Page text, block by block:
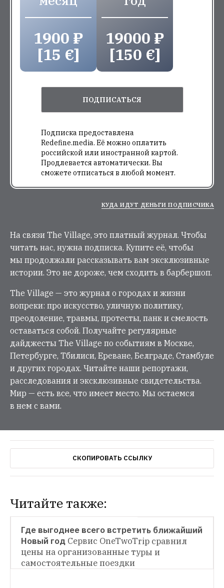
1900 ₽
[15 €]
19000 ₽
[150 €]
ПОДПИСАТЬСЯ
Подписка предоставлена
Redefine.media. Её можно оплатить
российской или иностранной картой.
Продлевается автоматически. Вы
сможете отписаться в любой момент.
КУДА ИДУТ ДЕНЬГИ ПОДПИСЧИКА
На связи The Village, это платный журнал. Чтобы
читать нас, нужна подписка. Купите её, чтобы
мы продолжали рассказывать вам эксклюзивные
истории. Это не дороже, чем сходить в барбершоп.
The Village — это журнал о городах и жизни
вопреки: про искусство, уличную политику,
преодоление, травмы, протесты, панк и смелость
оставаться собой. Получайте регулярные
дайджесты The Village по событиям в Москве,
Петербурге, Тбилиси, Ереване, Белграде, Стамбуле
и других городах. Читайте наши репортажи,
расследования и эксклюзивные свидетельства.
Мир — есть все, что имеет место. Мы остаемся
в нем с вами.
СКОПИРОВАТЬ ССЫЛКУ
Читайте также:
НОВОСТИ
Где мечтают побывать россияне
НОВОСТИ
Где выгоднее всего встретить ближайший
Новый год Сервис OneTwoTrip сравнил
цены на организованные туры и
самостоятельные поездки